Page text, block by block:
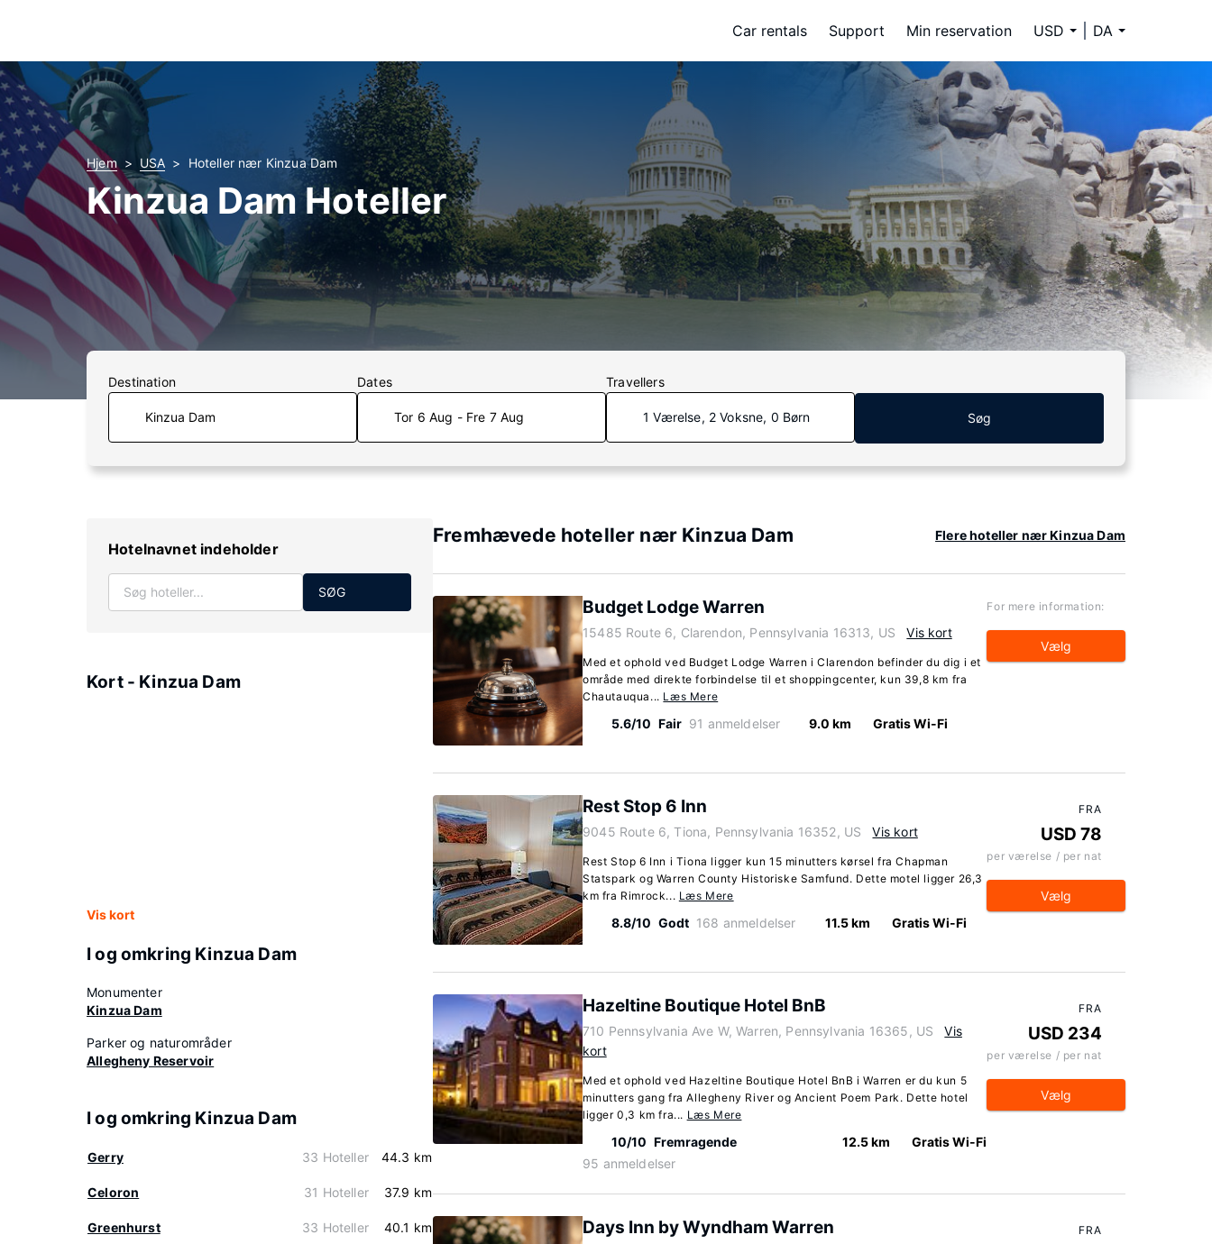
Car rentals Support Min reservation USD DA
Hjem USA Hoteller nær Kinzua Dam
Kinzua Dam Hoteller
Destination Dates
Tor 6 Aug - Fre 7 Aug
Travellers
1 Værelse, 2 Voksne, 0 Børn Søg
Hotelnavnet indeholder
SØG
Kort - Kinzua Dam
Vis kort
I og omkring Kinzua Dam
Monumenter
Kinzua Dam
Parker og naturområder
Allegheny Reservoir
I og omkring Kinzua Dam
Gerry 33 Hoteller 44.3 km
Celoron 31 Hoteller 37.9 km
Greenhurst 33 Hoteller 40.1 km
Fremhævede hoteller nær Kinzua Dam Flere hoteller nær Kinzua Dam
Budget Lodge Warren
15485 Route 6, Clarendon, Pennsylvania 16313, US Vis kort
Med et ophold ved Budget Lodge Warren i Clarendon befinder du dig i et
område med direkte forbindelse til et shoppingcenter, kun 39,8 km fra
Chautauqua... Læs Mere
5.6/10 Fair 91 anmeldelser 9.0 km Gratis Wi-Fi
For mere information:
Vælg
Rest Stop 6 Inn
9045 Route 6, Tiona, Pennsylvania 16352, US Vis kort
Rest Stop 6 Inn i Tiona ligger kun 15 minutters kørsel fra Chapman
Statspark og Warren County Historiske Samfund. Dette motel ligger 26,3
km fra Rimrock... Læs Mere
8.8/10 Godt 168 anmeldelser 11.5 km Gratis Wi-Fi
FRA
USD 78
per værelse / per nat
Vælg
Hazeltine Boutique Hotel BnB
710 Pennsylvania Ave W, Warren, Pennsylvania 16365, US
Vis
kort
Med et ophold ved Hazeltine Boutique Hotel BnB i Warren er du kun 5
minutters gang fra Allegheny River og Ancient Poem Park. Dette hotel
ligger 0,3 km fra... Læs Mere
10/10 Fremragende
95 anmeldelser
12.5 km Gratis Wi-Fi
FRA
USD 234
per værelse / per nat
Vælg
Days Inn by Wyndham Warren FRA